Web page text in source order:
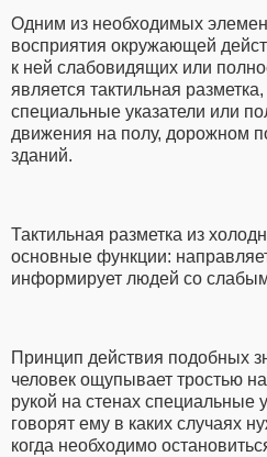
Одним из необходимых
восприятия окружающей
к ней слабовидящих или
является тактильная
специальные указатели или
движения на полу, дорожном
зданий.
Тактильная разметка из
основные функции:
информирует людей со
Принцип действия подобных
человек ощупывает тростью
рукой на стенах специальные
говорят ему в каких случаях
когда необходимо